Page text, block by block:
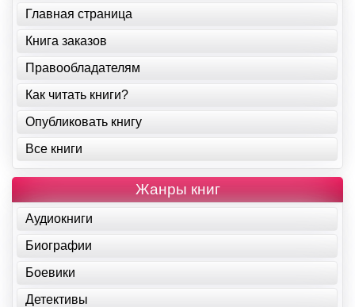
Главная страница
Книга заказов
Правообладателям
Как читать книги?
Опубликовать книгу
Все книги
Жанры книг
Аудиокниги
Биографии
Боевики
Детективы